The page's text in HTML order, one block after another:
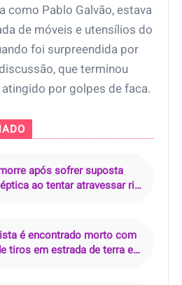
como Pablo Galvão, estava
de móveis e utensílios do
foi surpreendida por
que terminou
por golpes de faca.
após sofrer suposta
ao tentar atravessar rio
é encontrado morto com
tiros em estrada de terra em